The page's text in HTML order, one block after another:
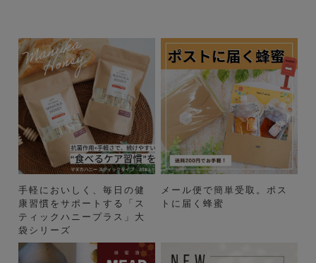
手軽においしく、毎日の健
康習慣をサポートする「ス
ティックハニープラス」大
袋シリーズ
メール便で簡単受取。ポス
トに届く蜂蜜